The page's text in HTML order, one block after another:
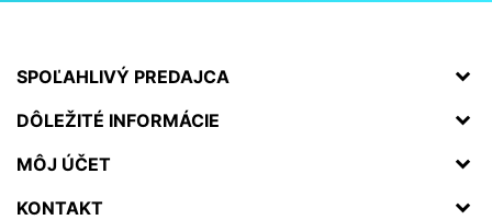
SPOĽAHLIVÝ PREDAJCA
DÔLEŽITÉ INFORMÁCIE
MÔJ ÚČET
KONTAKT